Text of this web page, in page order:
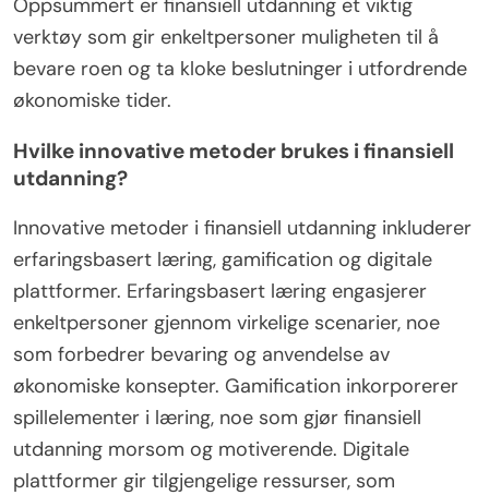
verktøy som gir enkeltpersoner muligheten til å
bevare roen og ta kloke beslutninger i utfordrende
økonomiske tider.
Hvilke innovative metoder brukes i finansiell
utdanning?
Innovative metoder i finansiell utdanning inkluderer
erfaringsbasert læring, gamification og digitale
plattformer. Erfaringsbasert læring engasjerer
enkeltpersoner gjennom virkelige scenarier, noe
som forbedrer bevaring og anvendelse av
økonomiske konsepter. Gamification inkorporerer
spillelementer i læring, noe som gjør finansiell
utdanning morsom og motiverende. Digitale
plattformer gir tilgjengelige ressurser, som